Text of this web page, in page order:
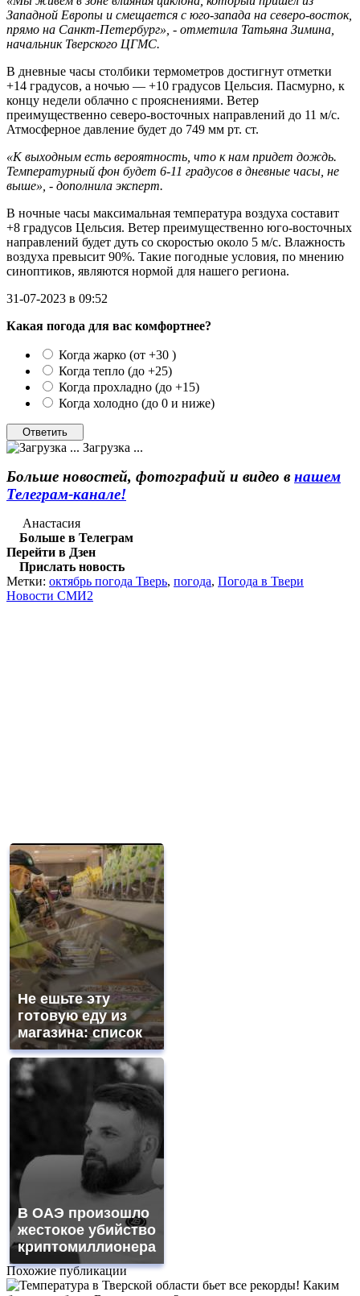
Западной Европы и смещается с юго-запада на северо-восток,
прямо на Санкт-Петербург», - отметила Татьяна Зимина,
начальник Тверского ЦГМС.
В дневные часы столбики термометров достигнут отметки
+14 градусов, а ночью — +10 градусов Цельсия. Пасмурно, к
концу недели облачно с прояснениями. Ветер
преимущественно северо-восточных направлений до 11 м/с.
Атмосферное давление будет до 749 мм рт. ст.
«К выходным есть вероятность, что к нам придет дождь.
Температурный фон будет 6-11 градусов в дневные часы, не
выше», - дополнила эксперт.
В ночные часы максимальная температура воздуха составит
+8 градусов Цельсия. Ветер преимущественно юго-восточных
направлений будет дуть со скоростью около 5 м/с. Влажность
воздуха превысит 90%. Такие погодные условия, по мнению
синоптиков, являются нормой для нашего региона.
31-07-2023 в 09:52
Какая погода для вас комфортнее?
Когда жарко (от +30 )
Когда тепло (до +25)
Когда прохладно (до +15)
Когда холодно (до 0 и ниже)
Загрузка ...
Больше новостей, фотографий и видео в нашем
Телеграм-канале!
Анастасия
Больше в Телеграм
Перейти в Дзен
Прислать новость
Метки: октябрь погода Тверь, погода, Погода в Твери
Новости СМИ2
Не ешьте эту
готовую еду из
магазина: список
В ОАЭ произошло
жестокое убийство
криптомиллионера
Похожие публикации